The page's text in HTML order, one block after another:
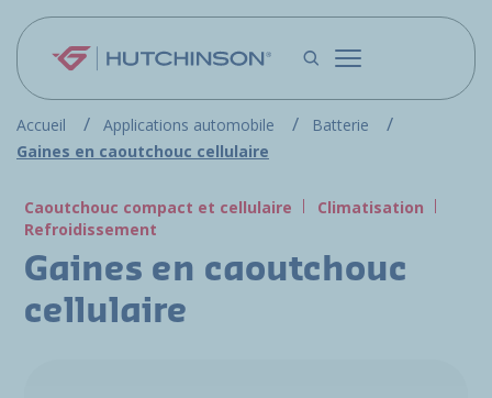
Aller au contenu principal
Accueil Applications automobile
Batterie
Gaines en caoutchouc cellulaire
Caoutchouc compact et cellulaire
Climatisation
Refroidissement
Gaines en caoutchouc
cellulaire